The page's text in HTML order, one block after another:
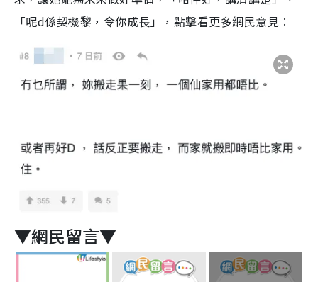
「呢d係契機黎，令你成長」，點擊看更多網民意見︰
▼網民留言▼